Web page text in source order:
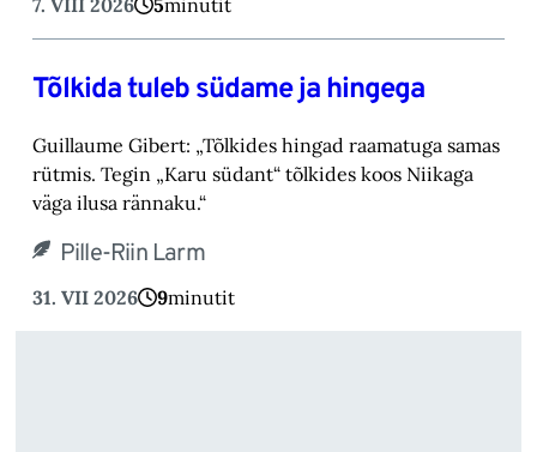
7. VIII 2026 5minutit
Tõlkida tuleb südame ja hingega
Guillaume Gibert: „Tõlkides hingad raamatuga samas
rütmis. Tegin „Karu südant“ tõlkides koos Niikaga
väga ilusa rännaku.“
Pille-Riin Larm
31. VII 2026 9minutit